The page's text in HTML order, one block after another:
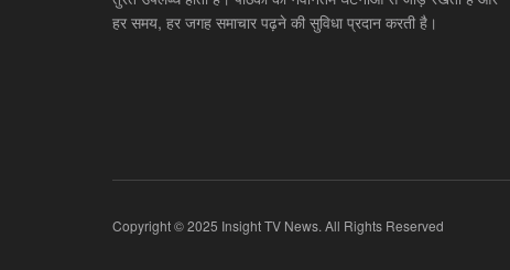
हर समय, हर जगह समाचार पढ़ने की सुविधा प्रदान करती है।
Copyright © 2025 Insight TV News. All Rights Reserved